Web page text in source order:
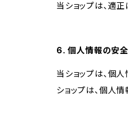
当ショップは、適
6. 個人情報の安
当ショップは、個
ショップは、個人